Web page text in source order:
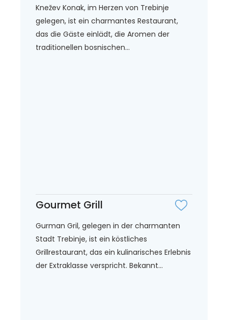
Knežev Konak, im Herzen von Trebinje
gelegen, ist ein charmantes Restaurant,
das die Gäste einlädt, die Aromen der
traditionellen bosnischen...
Gourmet Grill
Gurman Gril, gelegen in der charmanten
Stadt Trebinje, ist ein köstliches
Grillrestaurant, das ein kulinarisches Erlebnis
der Extraklasse verspricht. Bekannt...